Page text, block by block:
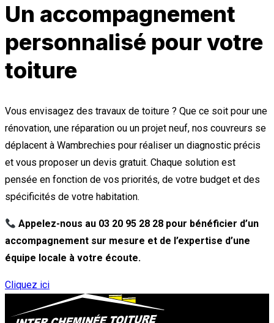
Un accompagnement
personnalisé pour votre
toiture
Vous envisagez des travaux de toiture ? Que ce soit pour une
rénovation, une réparation ou un projet neuf, nos couvreurs se
déplacent à Wambrechies pour réaliser un diagnostic précis
et vous proposer un devis gratuit. Chaque solution est
pensée en fonction de vos priorités, de votre budget et des
spécificités de votre habitation.
Appelez-nous au 03 20 95 28 28 pour bénéficier d’un
accompagnement sur mesure et de l’expertise d’une
équipe locale à votre écoute.
Cliquez ici